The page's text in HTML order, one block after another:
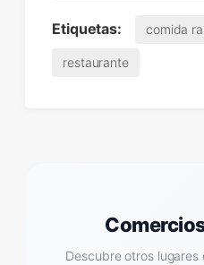
Etiquetas: comida
restaurante
Descubre otros